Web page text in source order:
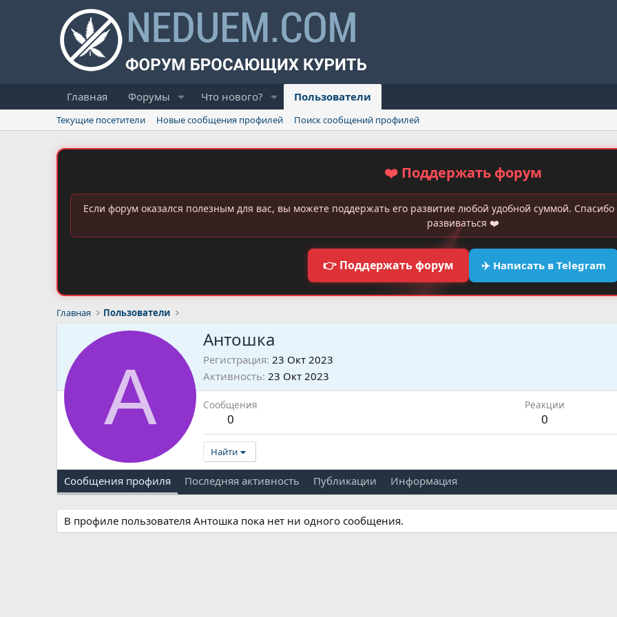
Главная Форумы Что нового? Пользователи
Текущие посетители Новые сообщения профилей Поиск сообщений профилей
❤️ Поддержать форум
Если форум оказался полезным для вас, вы можете поддержать его развитие любой удобной суммой. Спасибо
развиваться ❤️
👉 Поддержать форум ✈️ Написать в Telegram
Главная Пользователи
А
Антошка
Регистрация 23 Окт 2023
Активность 23 Окт 2023
Сообщения
0
Реакции
0
Найти
Сообщения профиля Последняя активность Публикации Информация
В профиле пользователя Антошка пока нет ни одного сообщения.